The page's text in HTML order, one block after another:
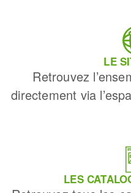
LE
Retrouvez
directement via
LES